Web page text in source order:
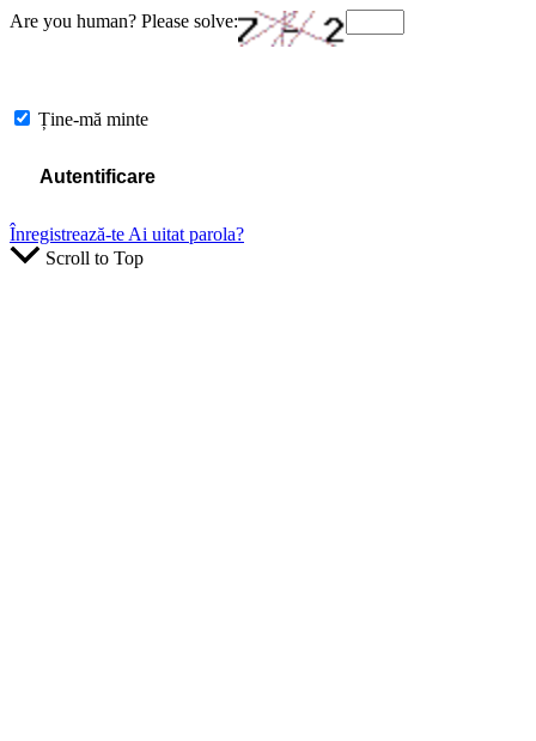
Are you human? Please solve:
Ține-mă minte
Înregistrează-te Ai uitat parola?
Scroll to Top